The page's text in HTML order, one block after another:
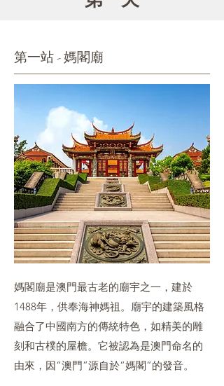
第一站 - 媽閣廟
媽閣廟是澳門最古老的廟宇之一，建於
1488年，供奉海神媽祖。廟宇的建築風格
融合了中國南方的傳統特色，如精美的雕
刻和古樸的屋檐。它被認為是澳門命名的
由來，因“澳門”源自於“媽閣”的發音。